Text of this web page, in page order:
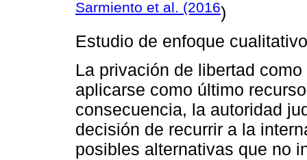
Sarmiento et al. (2016)
Estudio de enfoque
La privación de libertad
aplicarse como último
consecuencia, la autoridad
decisión de recurrir a la
posibles alternativas que no